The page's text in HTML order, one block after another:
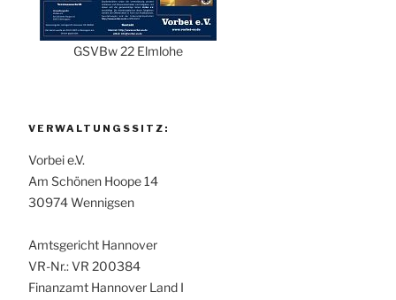
GSVBw 22 Elmlohe
VERWALTUNGSSITZ:
Vorbei e.V.
Am Schönen Hoope 14
30974 Wennigsen
Amtsgericht Hannover
VR-Nr.: VR 200384
Finanzamt Hannover Land I